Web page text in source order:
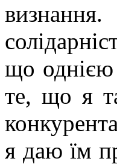
що однією
те, що я
я даю їм